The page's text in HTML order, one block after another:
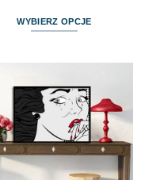
WYBIERZ OPCJE
wiele
wariantów.
Opcje
można
wybrać
na